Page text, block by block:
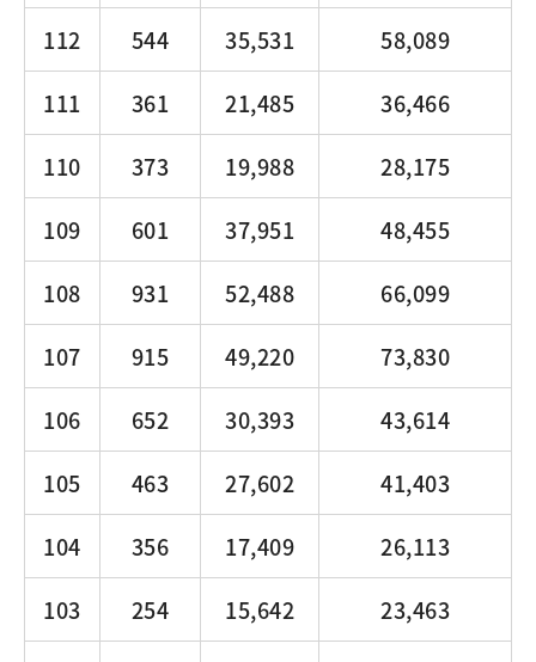
112 544 35,531 58,089
111 361 21,485 36,466
110 373 19,988 28,175
109 601 37,951 48,455
108 931 52,488 66,099
107 915 49,220 73,830
106 652 30,393 43,614
105 463 27,602 41,403
104 356 17,409 26,113
103 254 15,642 23,463